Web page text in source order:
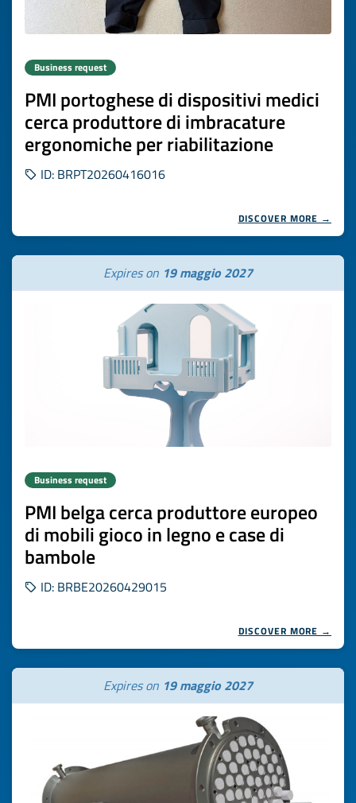
Business request
PMI portoghese di dispositivi medici
cerca produttore di imbracature
ergonomiche per riabilitazione
ID: BRPT20260416016
DISCOVER MORE →
Expires on 19 maggio 2027
Business request
PMI belga cerca produttore europeo
di mobili gioco in legno e case di
bambole
ID: BRBE20260429015
DISCOVER MORE →
Expires on 19 maggio 2027